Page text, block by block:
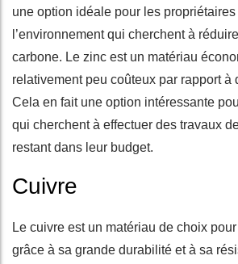
une option idéale pour les
l’environnement qui cherchent à
carbone. Le zinc est un matériau
relativement peu coûteux par rapport à
Cela en fait une option intéressante
qui cherchent à effectuer des travaux
restant dans leur budget.
Cuivre
Le cuivre est un matériau de choix
grâce à sa grande durabilité et à sa